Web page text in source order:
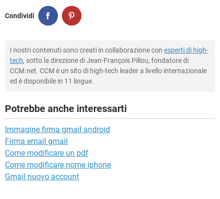
Condividi
I nostri contenuti sono creati in collaborazione con esperti di high-
tech, sotto la direzione di Jean-François Pillou, fondatore di
CCM.net. CCM è un sito di high-tech leader a livello internazionale
ed è disponibile in 11 lingue.
Potrebbe anche interessarti
Immagine firma gmail android
Firma email gmail
Come modificare un pdf
Come modificare nome iphone
Gmail nuovo account